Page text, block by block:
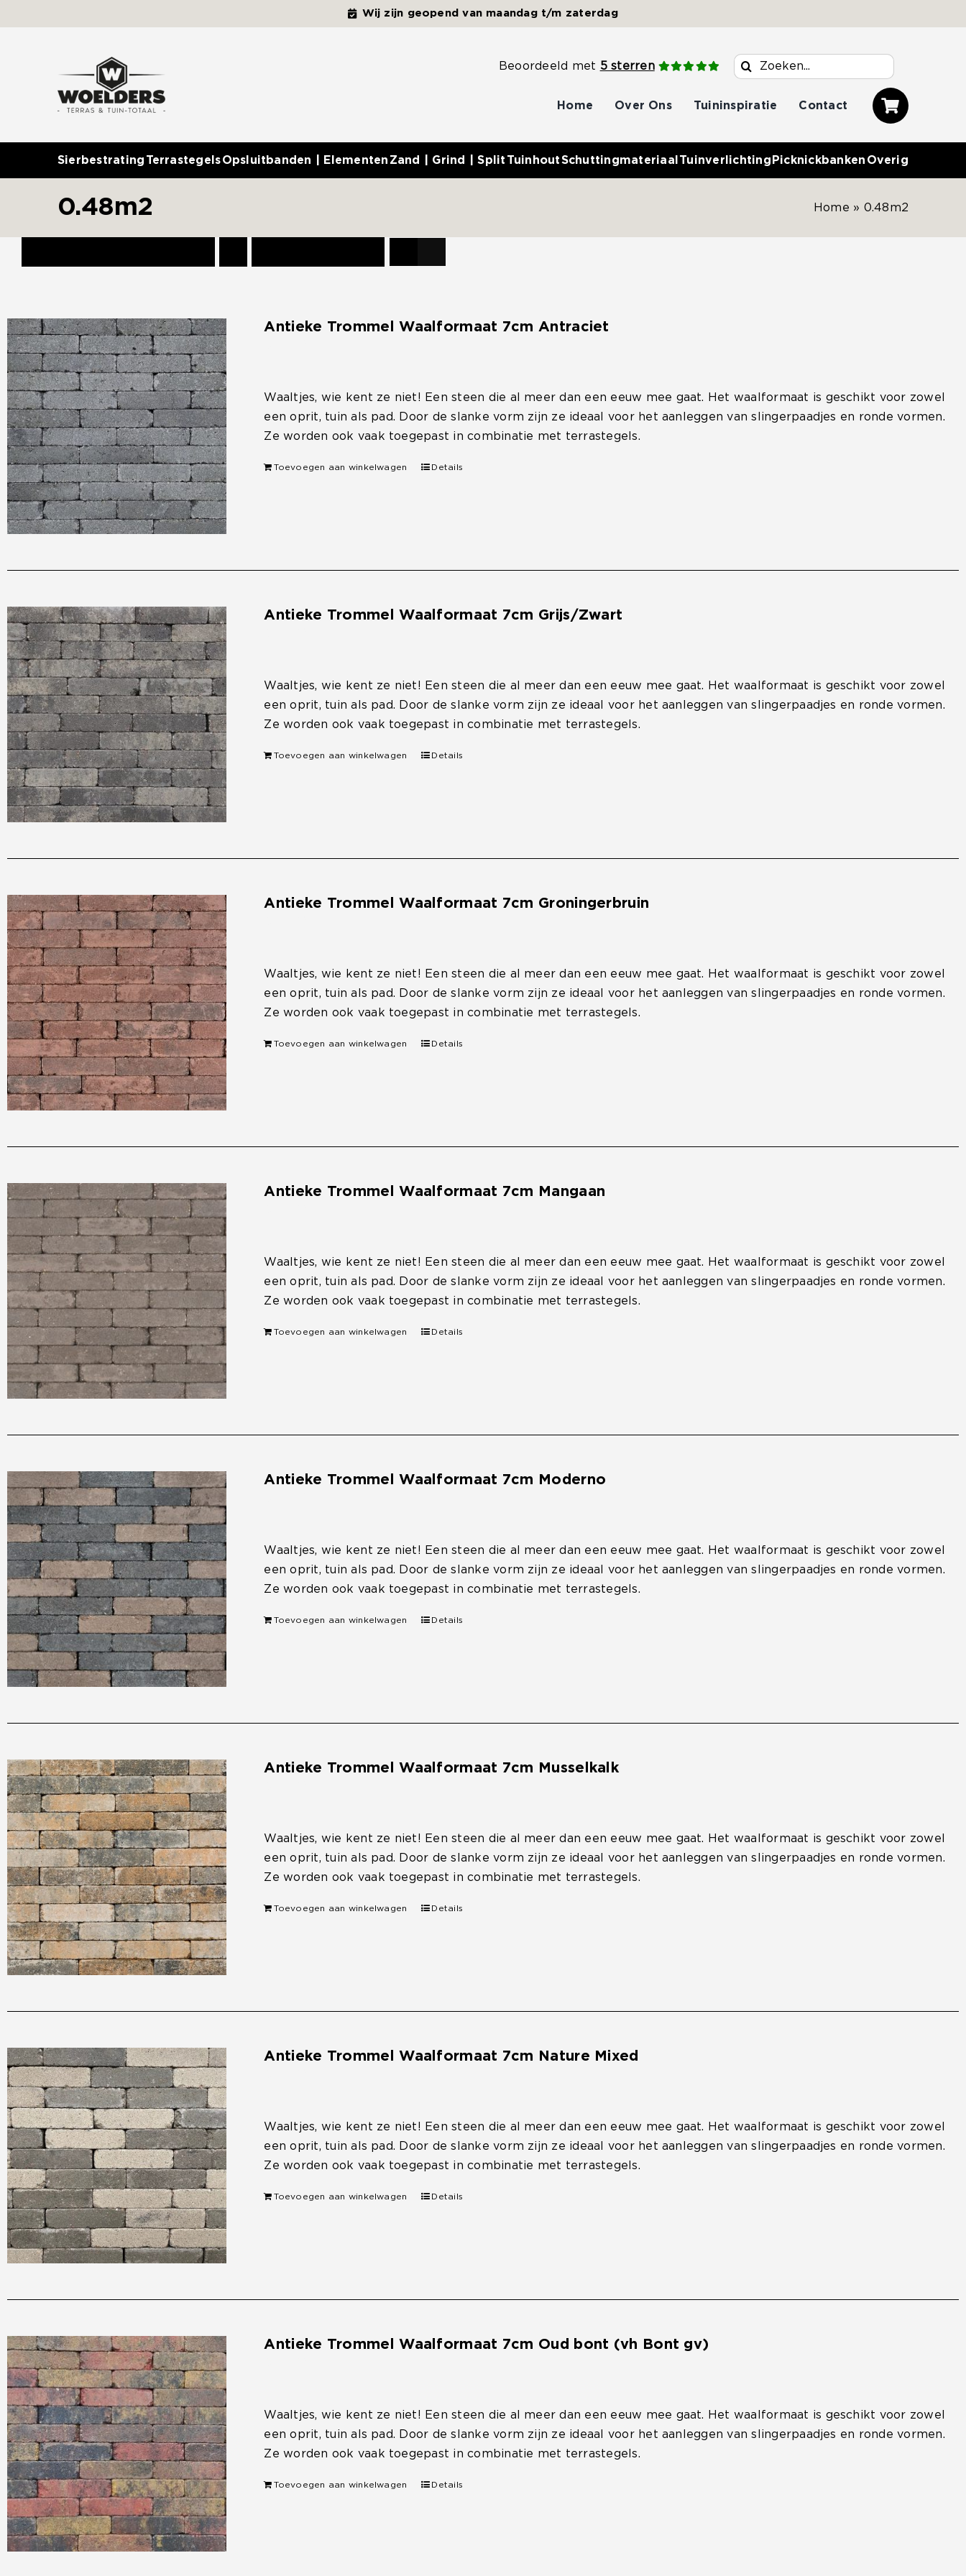
naar
Wij zijn geopend van maandag t/m zaterdag
Beoordeeld met 5 sterren
Zoeken
naar:
Home Over Ons Tuininspiratie Contact
Sierbestrating TerrastegelsOpsluitbanden | Elementen Zand | Grind | Split TuinhoutSchuttingmateriaal Tuinverlichting Picknickbanken Overig
0.48m2 Home » 0.48m2
Antieke Trommel Waalformaat 7cm Antraciet
Waaltjes, wie kent ze niet! Een steen die al meer dan een eeuw mee gaat. Het waalformaat is geschikt voor zowel
een oprit, tuin als pad. Door de slanke vorm zijn ze ideaal voor het aanleggen van slingerpaadjes en ronde vormen.
Ze worden ook vaak toegepast in combinatie met terrastegels.
Toevoegen aan winkelwagen Details
Antieke Trommel Waalformaat 7cm Grijs/Zwart
Waaltjes, wie kent ze niet! Een steen die al meer dan een eeuw mee gaat. Het waalformaat is geschikt voor zowel
een oprit, tuin als pad. Door de slanke vorm zijn ze ideaal voor het aanleggen van slingerpaadjes en ronde vormen.
Ze worden ook vaak toegepast in combinatie met terrastegels.
Toevoegen aan winkelwagen Details
Antieke Trommel Waalformaat 7cm Groningerbruin
Waaltjes, wie kent ze niet! Een steen die al meer dan een eeuw mee gaat. Het waalformaat is geschikt voor zowel
een oprit, tuin als pad. Door de slanke vorm zijn ze ideaal voor het aanleggen van slingerpaadjes en ronde vormen.
Ze worden ook vaak toegepast in combinatie met terrastegels.
Toevoegen aan winkelwagen Details
Antieke Trommel Waalformaat 7cm Mangaan
Waaltjes, wie kent ze niet! Een steen die al meer dan een eeuw mee gaat. Het waalformaat is geschikt voor zowel
een oprit, tuin als pad. Door de slanke vorm zijn ze ideaal voor het aanleggen van slingerpaadjes en ronde vormen.
Ze worden ook vaak toegepast in combinatie met terrastegels.
Toevoegen aan winkelwagen Details
Antieke Trommel Waalformaat 7cm Moderno
Waaltjes, wie kent ze niet! Een steen die al meer dan een eeuw mee gaat. Het waalformaat is geschikt voor zowel
een oprit, tuin als pad. Door de slanke vorm zijn ze ideaal voor het aanleggen van slingerpaadjes en ronde vormen.
Ze worden ook vaak toegepast in combinatie met terrastegels.
Toevoegen aan winkelwagen Details
Antieke Trommel Waalformaat 7cm Musselkalk
Waaltjes, wie kent ze niet! Een steen die al meer dan een eeuw mee gaat. Het waalformaat is geschikt voor zowel
een oprit, tuin als pad. Door de slanke vorm zijn ze ideaal voor het aanleggen van slingerpaadjes en ronde vormen.
Ze worden ook vaak toegepast in combinatie met terrastegels.
Toevoegen aan winkelwagen Details
Antieke Trommel Waalformaat 7cm Nature Mixed
Waaltjes, wie kent ze niet! Een steen die al meer dan een eeuw mee gaat. Het waalformaat is geschikt voor zowel
een oprit, tuin als pad. Door de slanke vorm zijn ze ideaal voor het aanleggen van slingerpaadjes en ronde vormen.
Ze worden ook vaak toegepast in combinatie met terrastegels.
Toevoegen aan winkelwagen Details
Antieke Trommel Waalformaat 7cm Oud bont (vh Bont gv)
Waaltjes, wie kent ze niet! Een steen die al meer dan een eeuw mee gaat. Het waalformaat is geschikt voor zowel
een oprit, tuin als pad. Door de slanke vorm zijn ze ideaal voor het aanleggen van slingerpaadjes en ronde vormen.
Ze worden ook vaak toegepast in combinatie met terrastegels.
Toevoegen aan winkelwagen Details